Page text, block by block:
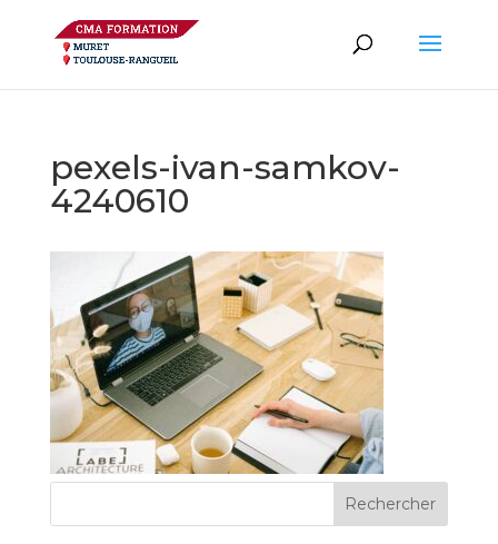
pexels-ivan-samkov-
4240610